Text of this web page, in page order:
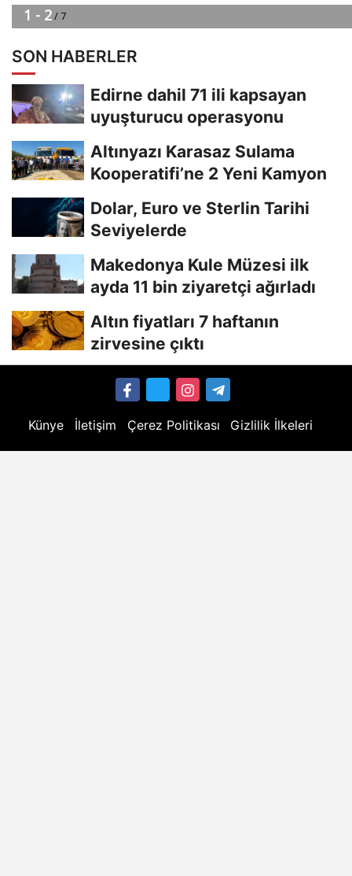
SON HABERLER
Edirne dahil 71 ili kapsayan
uyuşturucu operasyonu
Altınyazı Karasaz Sulama
Kooperatifi’ne 2 Yeni Kamyon
Dolar, Euro ve Sterlin Tarihi
Seviyelerde
Makedonya Kule Müzesi ilk
ayda 11 bin ziyaretçi ağırladı
Altın fiyatları 7 haftanın
zirvesine çıktı
Künye İletişim Çerez Politikası Gizlilik İlkeleri